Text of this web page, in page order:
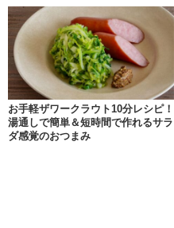
お手軽ザワークラウト10分レシピ！
湯通しで簡単＆短時間で作れるサラ
ダ感覚のおつまみ